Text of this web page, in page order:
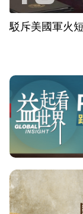
駁斥美國軍火